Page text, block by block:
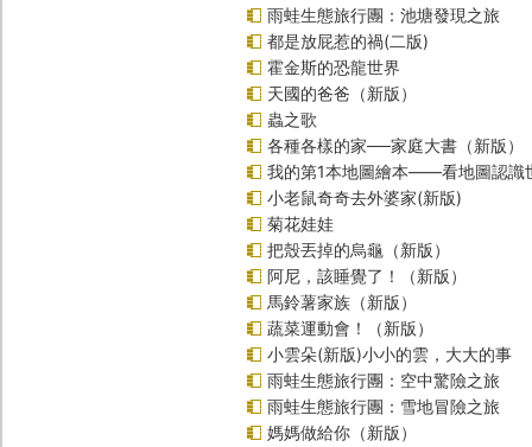
雨蛙生態旅行團：池塘發現之旅
都是放屁惹的禍(二版)
霍金斯的恐龍世界
天國的爸爸（新版）
蟲之歌
各種各樣的家──家庭大書（新版）
我的第1本地圖繪本――看地圖認識
小老鼠奇奇去外婆家(新版)
菊花娃娃
把殼丟掉的烏龜（新版）
阿尼，該睡覺了！（新版）
馬鈴薯家族（新版）
蔬菜運動會！（新版）
小雲朵(新版)小小的雲，大大的事
雨蛙生態旅行團：空中驚險之旅
雨蛙生態旅行團：雪地冒險之旅
媽媽做給你（新版）